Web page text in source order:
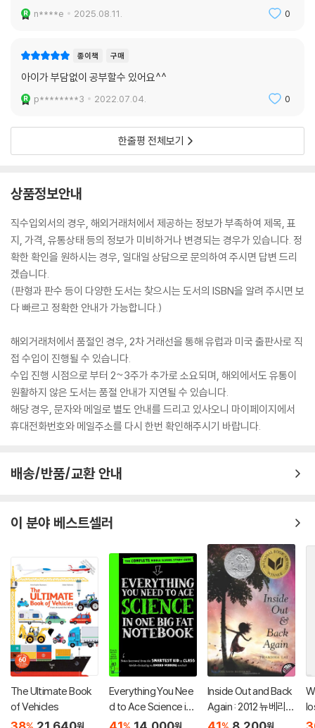
n****e 2025.08.11. 0
종이책 구매
아이가 부담없이 공부할수 있어요^^
p********3 2022.07.04. 0
한줄평 전체보기
상품정보안내
직수입외서의 경우, 해외거래처에서 제공하는 정보가 부족하여 제목, 표
지, 가격, 유통상태 등의 정보가 미비하거나 변경되는 경우가 있습니다. 정
확한 확인을 원하시는 경우, 일대일 상담으로 문의하여 주시면 답변 드리
겠습니다.
(판형과 판수 등이 다양한 도서는 찾으시는 도서의 ISBN을 알려 주시면 보
다 빠르고 정확한 안내가 가능합니다.)
해외거래처에서 품절인 경우, 2차 거래선을 통해 유럽과 미국 출판사로 직
접 수입이 진행될 수 있습니다.
수입 진행 시점으로 부터 2~3주가 추가로 소요되며, 해외에서도 유통이
원활하지 않은 도서는 품절 안내가 지연될 수 있습니다.
해당 경우, 문자와 메일로 별도 안내를 드리고 있사오니 마이페이지에서
휴대전화번호와 메일주소를 다시 한번 확인해주시기 바랍니다.
배송/반품/교환 안내
이 분야 베스트셀러
The Ultimate Book
of Vehicles
원
Everything You Nee
d to Ace Science in
One Big Fat Notebo
원
Inside Out and Back
Again : 2012 뉴베리
아너
원